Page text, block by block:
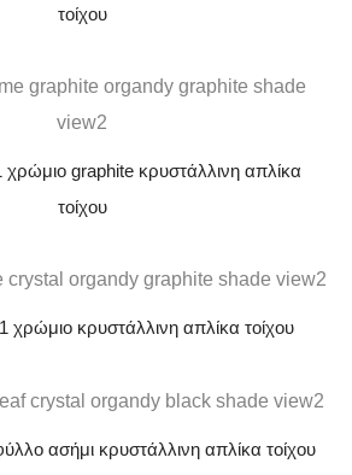
τοίχου
graphite κρυστάλλινη απλίκα
τοίχου
χρώμιο κρυστάλλινη απλίκα τοίχου
ασήμι κρυστάλλινη απλίκα τοίχου